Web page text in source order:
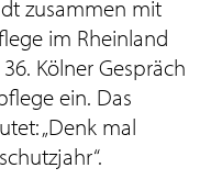
zusammen mit
im Rheinland
Kölner Gespräch
ein. Das
„Denk mal